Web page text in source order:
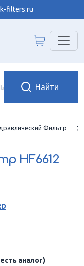
filters.ru
Фильтр
HF6612
аналог)